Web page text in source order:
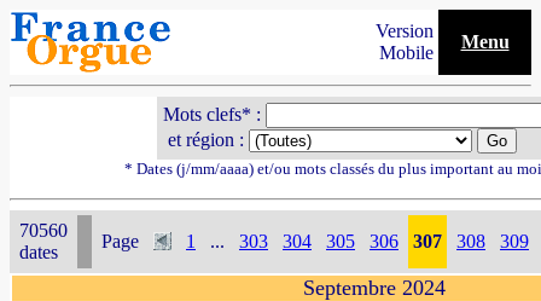
Version
Mobile
Menu
Mots clefs* :
et région :
* Dates (j/mm/aaaa) et/ou mots classés du plus important au
70560
dates
Page 1 ... 303 304 305 306 307 308 309
Septembre 2024